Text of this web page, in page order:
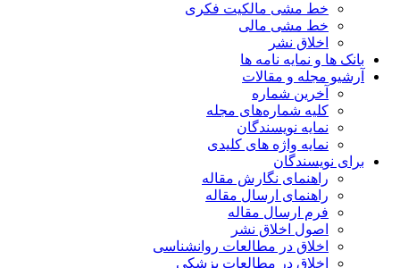
خط مشی مالکیت فکری
خط مشی مالی
اخلاق نشر
بانک ها و نمایه نامه ها
آرشیو مجله و مقالات
آخرین شماره
کلیه شماره‌های مجله
نمایه نویسندگان
نمایه واژه های کلیدی
برای نویسندگان
راهنمای نگارش مقاله
راهنمای ارسال مقاله
فرم ارسال مقاله
اصول اخلاق نشر
اخلاق در مطالعات روانشناسی
اخلاق در مطالعات پزشکی